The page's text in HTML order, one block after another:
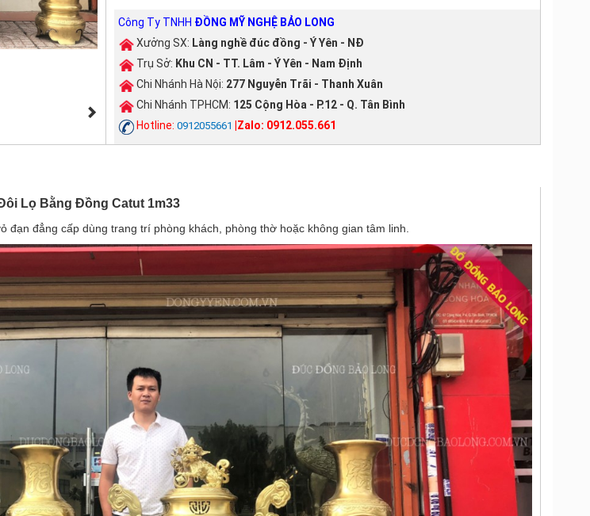
Công Ty TNHH ĐỒNG MỸ NGHỆ BẢO LONG
Xưởng SX: Làng nghề đúc đồng - Ý Yên - NĐ
Trụ Sở: Khu CN - TT. Lâm - Ý Yên - Nam Định
Chi Nhánh Hà Nội: 277 Nguyễn Trãi - Thanh Xuân
Chi Nhánh TPHCM: 125 Cộng Hòa - P.12 - Q. Tân Bình
Hotline: 0912055661 |Zalo: 0912.055.661
Lọ Bằng Đồng Catut 1m33
đạn đẳng cấp dùng trang trí phòng khách, phòng thờ hoặc không gian tâm linh.